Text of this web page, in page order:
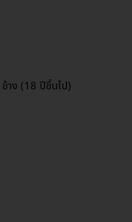
าง (18 ปีขึ้นไป)